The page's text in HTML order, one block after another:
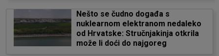
Nešto se čudno događa s
nuklearnom elektranom nedaleko
od Hrvatske: Stručnjakinja otkrila
može li doći do najgoreg